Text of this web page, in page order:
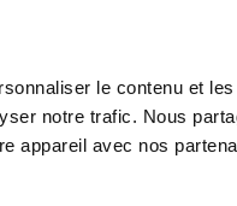
le contenu et
notre trafic. Nous
appareil avec nos